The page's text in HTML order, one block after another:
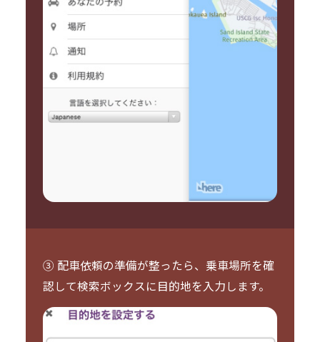
③ 配車依頼の準備が整ったら、乗車場所を確
認して検索ボックスに目的地を入力します。